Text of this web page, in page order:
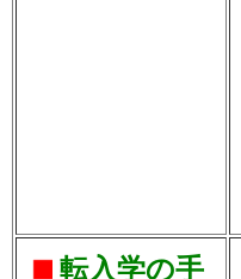
転入学の手